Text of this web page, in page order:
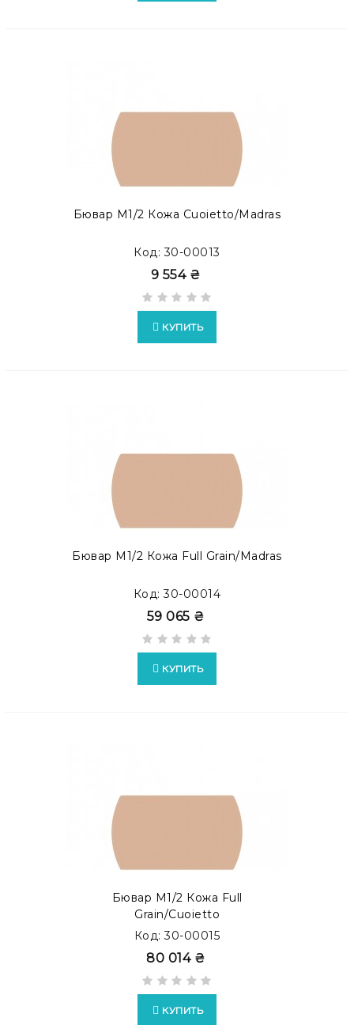
Бювар М1/2 Кожа Cuoietto/Madras
Код: 30-00013
9 554 ₴
КУПИТЬ
Бювар М1/2 Кожа Full Grain/Madras
Код: 30-00014
59 065 ₴
КУПИТЬ
Бювар М1/2 Кожа Full
Grain/Cuoietto
Код: 30-00015
80 014 ₴
КУПИТЬ